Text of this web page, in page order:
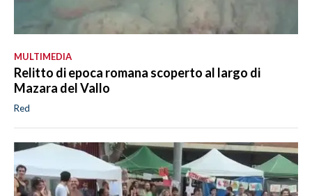
MULTIMEDIA
Relitto di epoca romana scoperto al largo di
Mazara del Vallo
Red